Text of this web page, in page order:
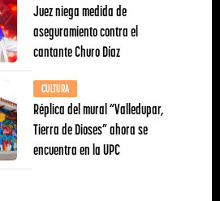
Juez niega medida de
aseguramiento contra el
cantante Churo Díaz
CULTURA
Réplica del mural “Valledupar,
Tierra de Dioses” ahora se
encuentra en la UPC